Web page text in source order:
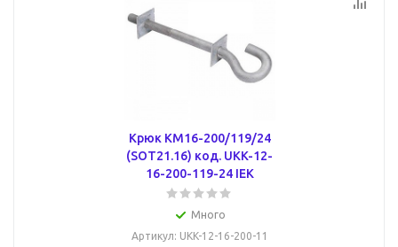
Крюк КМ16-200/119/24
(SOT21.16) код. UKK-12-
16-200-119-24 IEK
Много
Артикул: UKK-12-16-200-11